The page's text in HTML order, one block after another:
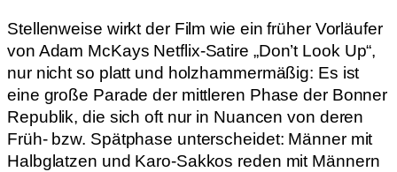
Stellenweise wirkt der Film wie ein früher Vorläufer
von Adam McKays Netflix-Satire „Don’t Look Up“,
nur nicht so platt und holzhammermäßig: Es ist
eine große Parade der mittleren Phase der Bonner
Republik, die sich oft nur in Nuancen von deren
Früh- bzw. Spätphase unterscheidet: Männer mit
Halbglatzen und Karo-Sakkos reden mit Männern